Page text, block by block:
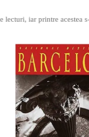
lecturi, iar printre acestea